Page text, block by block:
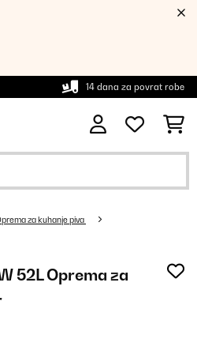
14 dana za povrat robe
za kuhanje piva
52L Oprema za